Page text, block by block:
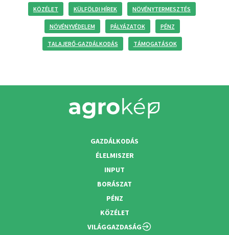
KÖZÉLET KÜLFÖLDI HÍREK NÖVÉNYTERMESZTÉS
NÖVÉNYVÉDELEM PÁLYÁZATOK PÉNZ
TALAJERŐ-GAZDÁLKODÁS TÁMOGATÁSOK
GAZDÁLKODÁS
ÉLELMISZER
INPUT
BORÁSZAT
PÉNZ
KÖZÉLET
VILÁGGAZDASÁG